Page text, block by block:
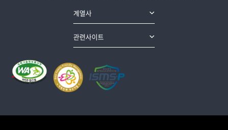
계열사
관련사이트